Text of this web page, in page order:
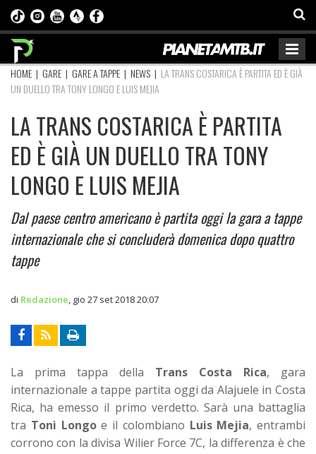
HOME | GARE | GARE A TAPPE | NEWS | LA TRANS COSTARICA È PARTITA ED È GIÀ
UN DUELLO TRA TONY LONGO E LUIS MEJIA
LA TRANS COSTARICA È PARTITA
ED È GIÀ UN DUELLO TRA TONY
LONGO E LUIS MEJIA
Dal paese centro americano è partita oggi la gara a tappe
internazionale che si concluderà domenica dopo quattro
tappe
di Redazione gio 27 set 2018 20:07
La prima tappa della Trans Costa Rica, gara
internazionale a tappe partita oggi da Alajuele in Costa
Rica, ha emesso il primo verdetto. Sarà una battaglia
tra Toni Longoe il colombiano Luis Mejia, entrambi
corrono con la divisa Wilier Force 7C, la differenza è che